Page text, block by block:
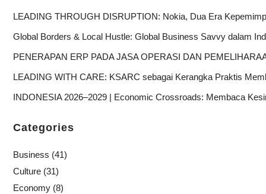
LEADING THROUGH DISRUPTION: Nokia, Dua Era
Global Borders & Local Hustle: Global Business Savvy dalam
PENERAPAN ERP PADA JASA OPERASI DAN
LEADING WITH CARE: KSARC sebagai Kerangka Praktis
INDONESIA 2026–2029 | Economic Crossroads: Membaca
Categories
Business (41)
Culture(31)
Economy(8)